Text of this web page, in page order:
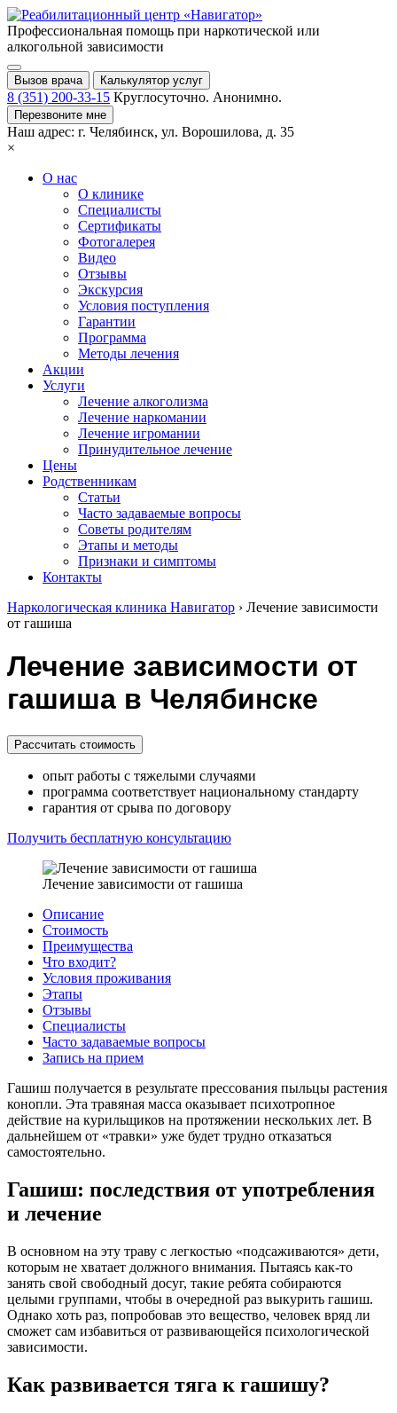
Профессиональная помощь при наркотической или
алкогольной зависимости
Вызов врача Калькулятор услуг
8 (351) 200-33-15 Круглосуточно. Анонимно.
Перезвоните мне
Наш адрес: г. Челябинск, ул. Ворошилова, д. 35
×
О нас
О клинике
Специалисты
Сертификаты
Фотогалерея
Видео
Отзывы
Экскурсия
Условия поступления
Гарантии
Программа
Методы лечения
Акции
Услуги
Лечение алкоголизма
Лечение наркомании
Лечение игромании
Принудительное лечение
Цены
Родственникам
Статьи
Часто задаваемые вопросы
Советы родителям
Этапы и методы
Признаки и симптомы
Контакты
Наркологическая клиника Навигатор › Лечение зависимости
от гашиша
Лечение зависимости от
гашиша в Челябинске
Рассчитать стоимость
опыт работы с тяжелыми случаями
программа соответствует национальному стандарту
гарантия от срыва по договору
Получить бесплатную консультацию
Лечение зависимости от гашиша
Описание
Стоимость
Преимущества
Что входит?
Условия проживания
Этапы
Отзывы
Специалисты
Часто задаваемые вопросы
Запись на прием
Гашиш получается в результате прессования пыльцы растения
конопли. Эта травяная масса оказывает психотропное
действие на курильщиков на протяжении нескольких лет. В
дальнейшем от «травки» уже будет трудно отказаться
самостоятельно.
Гашиш: последствия от употребления
и лечение
В основном на эту траву с легкостью «подсаживаются» дети,
которым не хватает должного внимания. Пытаясь как-то
занять свой свободный досуг, такие ребята собираются
целыми группами, чтобы в очередной раз выкурить гашиш.
Однако хоть раз, попробовав это вещество, человек вряд ли
сможет сам избавиться от развивающейся психологической
зависимости.
Как развивается тяга к гашишу?